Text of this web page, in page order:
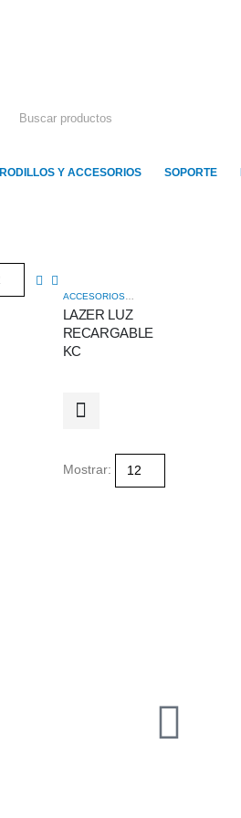
RODILLOS Y ACCESORIOS SOPORTE
ACCESORIOS
,
LAZER LUZ
RECARGABLE
KC
Mostrar: